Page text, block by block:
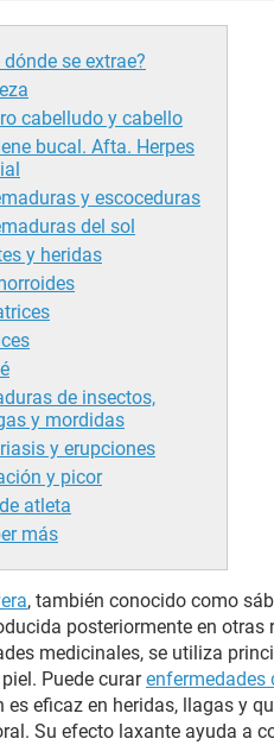
dónde se extrae?
cabelludo y cabello
bucal. Afta. Herpes
y escoceduras
del sol
y heridas
de insectos,
y mordidas
y erupciones
y picor
atleta
más
, también conocido como
posteriormente en
medicinales, se utiliza
Puede curarenfermedades
es eficaz en heridas, llagas y
Su efecto laxante ayuda a